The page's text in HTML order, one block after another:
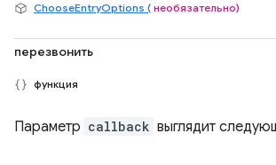
ChooseEntryOptions ( необязательно)
перезвонить
функция
Параметр callback выглядит